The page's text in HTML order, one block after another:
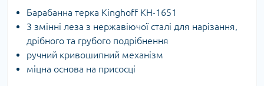
Барабанна терка Kinghoff KH-1651
3 змінні леза з нержавіючої сталі для нарізання,
дрібного та грубого подрібнення
ручний кривошипний механізм
міцна основа на присосці